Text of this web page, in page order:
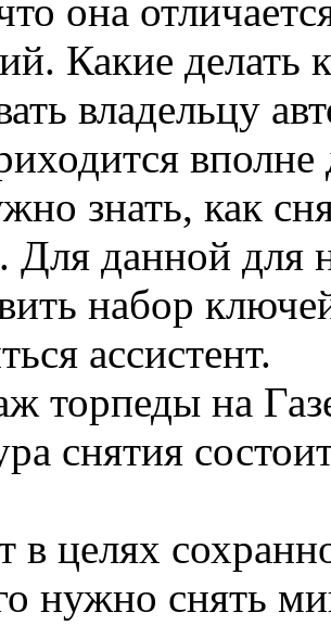
она
Какие делать
владельцу
знать, как
Для данной для
набор
ассистент.
торпеды на
снятия
в целях
нужно снять